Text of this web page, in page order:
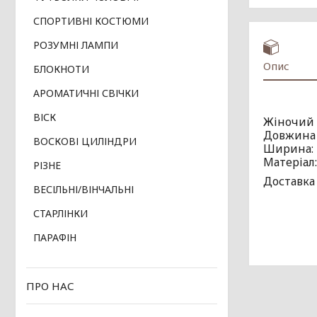
Опис
Жіночий
Довжина
Ширина:
СПОРТИВНІ КОСТЮМИ
РОЗУМНІ ЛАМПИ
БЛОКНОТИ
АРОМАТИЧНІ СВІЧКИ
ВІСК
ВОСКОВІ ЦИЛІНДРИ
РІЗНЕ
ВЕСІЛЬНІ/ВІНЧАЛЬНІ
СТАРЛІНКИ
ПАРАФІН
ПРО НАС